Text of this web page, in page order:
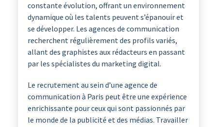
constante évolution, offrant un environnement
dynamique où les talents peuvent s’épanouir et
se développer. Les agences de communication
recherchent régulièrement des profils variés,
allant des graphistes aux rédacteurs en passant
par les spécialistes du marketing digital.
Le recrutement au sein d’une agence de
communication à Paris peut être une expérience
enrichissante pour ceux qui sont passionnés par
le monde de la publicité et des médias. Travailler